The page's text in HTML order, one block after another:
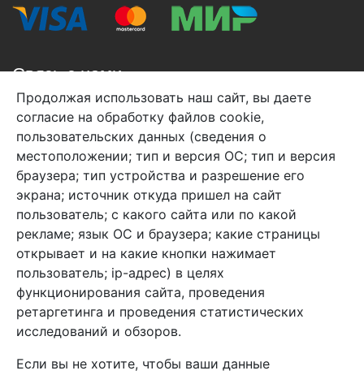
Связь с нами
+7 (495) 933-38-08
info@arben-textile.ru- оптовые продажи
Арбен текстиль г. Щелково, пер.
1-й Советский д.25, владение 2.
Мы в соц. сетях
Продолжая использовать наш сайт, вы даете
согласие на обработку файлов cookie,
пользовательских данных (сведения о
местоположении; тип и версия ОС; тип и версия
браузера; тип устройства и разрешение его
экрана; источник откуда пришел на сайт
пользователь; с какого сайта или по какой
рекламе; язык ОС и браузера; какие страницы
открывает и на какие кнопки нажимает
пользователь; ip-адрес) в целях
функционирования сайта, проведения
ретаргетинга и проведения статистических
исследований и обзоров.
Если вы не хотите, чтобы ваши данные